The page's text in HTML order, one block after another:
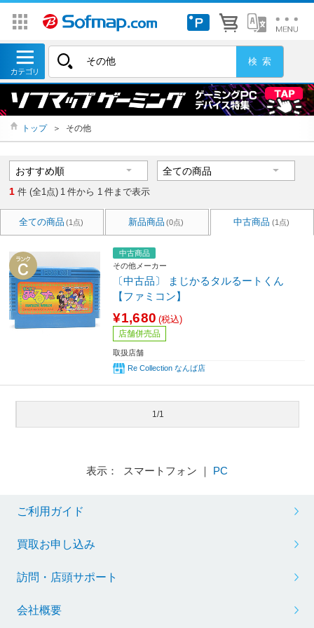
トップ ＞ その他
1 件 (全1点) 1 件から 1 件まで表示
全ての商品 (1点) 新品商品 (0点) 中古商品 (1点)
中古商品
その他メーカー
〔中古品〕 まじかるタルるートくん
【ファミコン】
¥1,680 (税込)
店舗併売品
取扱店舗
Re Collection なんば店
1/1
表示： スマートフォン ｜ PC
ご利用ガイド
買取お申し込み
訪問・店頭サポート
会社概要